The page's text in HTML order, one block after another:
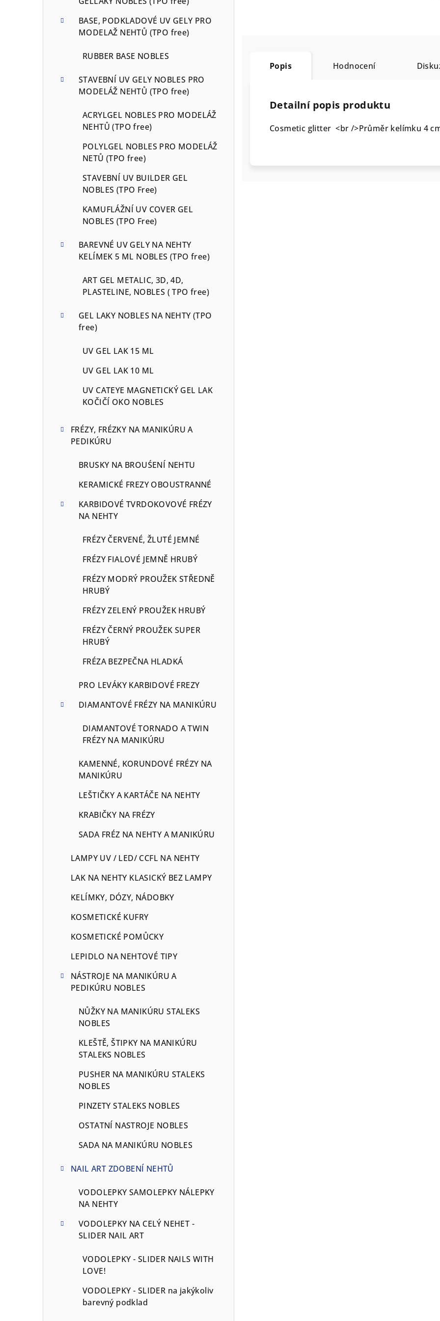
BASE, PODKLADOVÉ UV GELY PRO
MODELAŽ NEHTŮ (TPO free)
RUBBER BASE NOBLES
STAVEBNÍ UV GELY NOBLES PRO
MODELÁŽ NEHTŮ (TPO free)
ACRYLGEL NOBLES PRO MODELÁŽ
NEHTŮ (TPO free)
POLYLGEL NOBLES PRO MODELÁŽ
NETŮ (TPO free)
STAVEBNÍ UV BUILDER GEL
NOBLES (TPO Free)
KAMUFLÁŽNÍ UV COVER GEL
NOBLES (TPO Free)
BAREVNÉ UV GELY NA NEHTY
KELÍMEK 5 ML NOBLES (TPO free)
ART GEL METALIC, 3D, 4D,
PLASTELINE, NOBLES ( TPO free)
GEL LAKY NOBLES NA NEHTY (TPO
free)
UV GEL LAK 15 ML
UV GEL LAK 10 ML
UV CATEYE MAGNETICKÝ GEL LAK
KOČIČÍ OKO NOBLES
FRÉZY, FRÉZKY NA MANIKÚRU A
PEDIKÚRU
BRUSKY NA BROUŚENÍ NEHTU
KERAMICKÉ FREZY OBOUSTRANNÉ
KARBIDOVÉ TVRDOKOVOVÉ FRÉZY
NA NEHTY
FRÉZY ČERVENÉ, ŽLUTÉ JEMNÉ
FRÉZY FIALOVÉ JEMNĚ HRUBÝ
FRÉZY MODRÝ PROUŽEK STŘEDNĚ
HRUBÝ
FRÉZY ZELENÝ PROUŽEK HRUBÝ
FRÉZY ČERNÝ PROUŽEK SUPER
HRUBÝ
FRÉZA BEZPEČNA HLADKÁ
PRO LEVÁKY KARBIDOVÉ FREZY
DIAMANTOVÉ FRÉZY NA MANIKÚRU
DIAMANTOVÉ TORNADO A TWIN
FRÉZY NA MANIKÚRU
KAMENNÉ, KORUNDOVÉ FRÉZY NA
MANIKÚRU
LEŠTIČKY A KARTÁČE NA NEHTY
KRABIČKY NA FRÉZY
SADA FRÉZ NA NEHTY A MANIKÚRU
LAMPY UV / LED/ CCFL NA NEHTY
LAK NA NEHTY KLASICKÝ BEZ LAMPY
KELÍMKY, DÓZY, NÁDOBKY
KOSMETICKÉ KUFRY
KOSMETICKÉ POMŮCKY
LEPIDLO NA NEHTOVÉ TIPY
NÁSTROJE NA MANIKÚRU A
PEDIKÚRU NOBLES
NŮŽKY NA MANIKÚRU STALEKS
NOBLES
KLEŠTĚ, ŠTIPKY NA MANIKÚRU
STALEKS NOBLES
PUSHER NA MANIKÚRU STALEKS
NOBLES
PINZETY STALEKS NOBLES
OSTATNÍ NASTROJE NOBLES
SADA NA MANIKÚRU NOBLES
NAIL ART ZDOBENÍ NEHTŮ
VODOLEPKY SAMOLEPKY NÁLEPKY
NA NEHTY
VODOLEPKY NA CELÝ NEHET -
SLIDER NAIL ART
VODOLEPKY - SLIDER NAILS WITH
LOVE!
VODOLEPKY - SLIDER na jakýkoliv
barevný podklad
Popis Hodnocení
Detailní popis produktu
Cosmetic glitter <br />Průměr kelímku 4